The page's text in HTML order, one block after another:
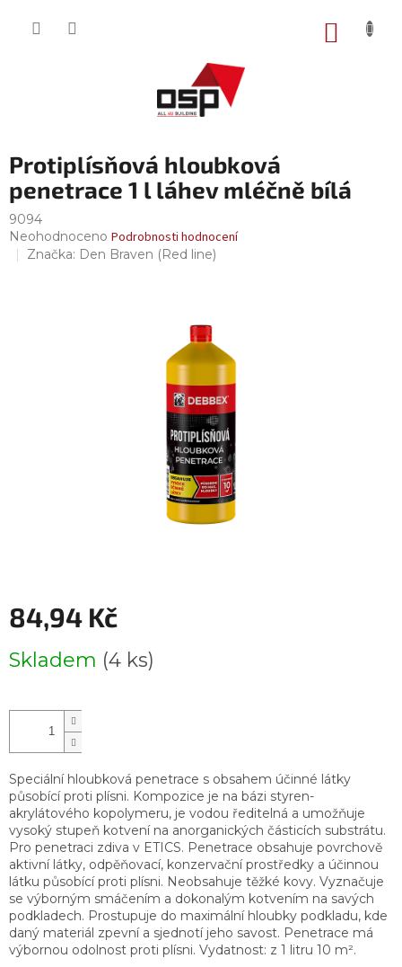
Protiplísňová hloubková
penetrace 1 l láhev mléčně bílá
9094
Průměrné
hodnocení
Neohodnoceno Podrobnosti hodnocení
Značka: Den Braven (Red line)
84,94 Kč
cena:
Skladem (4 ks)
Speciální hloubková penetrace s obsahem účinné látky
působící proti plísni. Kompozice je na bázi styren-
akrylátového kopolymeru, je vodou ředitelná a umožňuje
vysoký stupeň kotvení na anorganických částicích substrátu.
Pro penetraci zdiva v ETICS. Penetrace obsahuje povrchově
aktivní látky, odpěňovací, konzervační prostředky a účinnou
látku působící proti plísni. Neobsahuje těžké kovy. Vyznačuje
se výborným smáčením a dokonalým kotvením na savých
podkladech. Prostupuje do maximální hloubky podkladu, kde
daný materiál zpevní a sjednotí jeho savost. Penetrace má
výbornou odolnost proti plísni. Vydatnost: z 1 litru 10 m².